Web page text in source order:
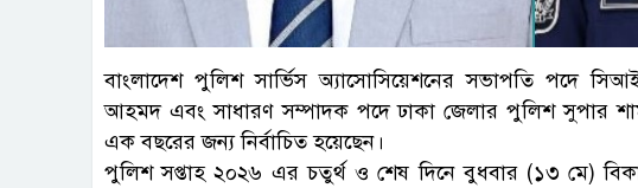
বাংলাদেশ পুলিশ সার্ভিস অ্যাসোসিয়েশনের সভাপতি পদে
আহমদ এবং সাধারণ সম্পাদক পদে ঢাকা জেলার পুলিশ সুপার
এক বছরের জন্য নির্বাচিত হয়েছেন।
পুলিশ সপ্তাহ ২০২৬ এর চতুর্থ ও শেষ দিনে বুধবার (১৩ মে)